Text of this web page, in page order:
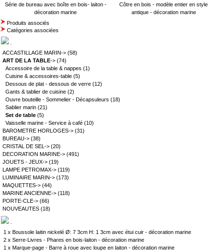
Série de bureau avec boîte en bois- laiton -
décoration marine
Côtre en bois - modèle entier en style
antique - décoration marine
Produits associés
Catégories associées
ACCASTILLAGE MARIN-> (58)
ART DE LA TABLE-> (74)
Accessoire de la table & nappes (1)
Cuisine & accessoires-table (5)
Dessous de plat - dessous de verre (12)
Gants & tablier de cuisine (2)
Ouvre bouteille - Sommelier - Décapsuleurs (18)
Sablier marin (21)
Set de table (5)
Vaisselle marine - Service à café (10)
BAROMETRE HORLOGES-> (31)
BUREAU-> (38)
CRISTAL DE SEL-> (20)
DECORATION MARINE-> (491)
JOUETS - JEUX-> (19)
LAMPE PETROMAX-> (119)
LUMINAIRE MARIN-> (173)
MAQUETTES-> (44)
MARINE ANCIENNE-> (118)
PORTE-CLE-> (66)
NOUVEAUTES (18)
1 x Boussole laitin nickelé Ø: 7 3cm H: 1 3cm avec étui cuir - décoration marine
2 x Serre-Livres - Phares en bois-laiton - décoration marine
1 x Marque-page - Barre à roue avec loupe en laiton - décoration marine